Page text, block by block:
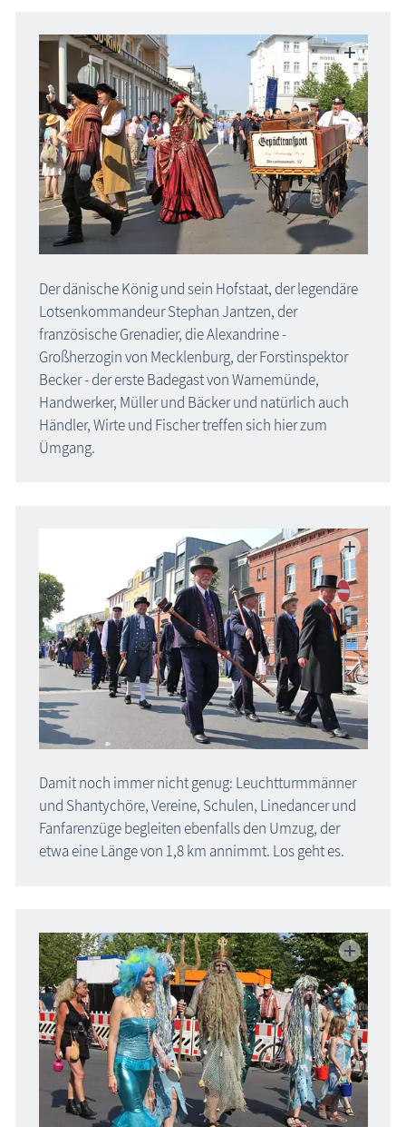
Der dänische König und sein Hofstaat, der legendäre
Lotsenkommandeur Stephan Jantzen, der
französische Grenadier, die Alexandrine -
Großherzogin von Mecklenburg, der Forstinspektor
Becker - der erste Badegast von Warnemünde,
Handwerker, Müller und Bäcker und natürlich auch
Händler, Wirte und Fischer treffen sich hier zum
Ümgang.
Damit noch immer nicht genug: Leuchtturmmänner
und Shantychöre, Vereine, Schulen, Linedancer und
Fanfarenzüge begleiten ebenfalls den Umzug, der
etwa eine Länge von 1,8 km annimmt. Los geht es.